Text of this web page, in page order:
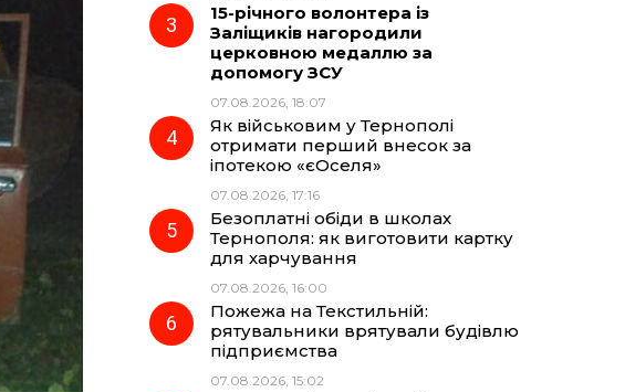
15-річного волонтера із
Заліщиків нагородили
церковною медаллю за
допомогу ЗСУ
07.08.2026, 18:07
Як військовим у Тернополі
отримати перший внесок за
іпотекою «єОселя»
07.08.2026, 17:16
Безоплатні обіди в школах
Тернополя: як виготовити картку
для харчування
07.08.2026, 16:00
Пожежа на Текстильній:
рятувальники врятували будівлю
підприємства
07.08.2026, 15:02